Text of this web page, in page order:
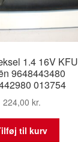
1.4 16V KFU
9648443480
013754
224,00 kr.
til kurv